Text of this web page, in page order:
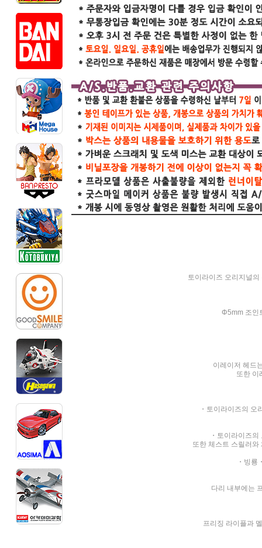
토이라이즈 오리지널
Φ5mm 조인
이레이저 헤드
또한 이
・토이라이즈의 오
・토이라이즈
또한 체스트 스릴러
・빙
다리 내부에는
프리징 라이플과